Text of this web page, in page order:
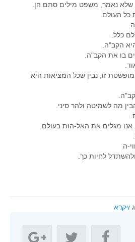
שלא נאמר, משפט מילים סתם הן.
כל העולם.
כלל.
הקב"ה.
בו את הקב"ה.
זו, נבין שכל המציאות היא
מה לשמיטה ולהר סיני.
מגלים את האל-הות בעולם.
ה
לחיות כך.
ויקרא